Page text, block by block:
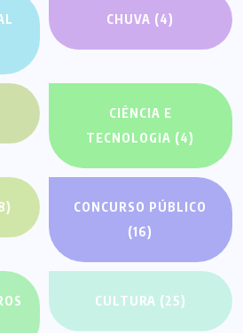
CHUVA (4)
CIÊNCIA E
TECNOLOGIA (4)
CONCURSO PÚBLICO
(16)
CULTURA (25)